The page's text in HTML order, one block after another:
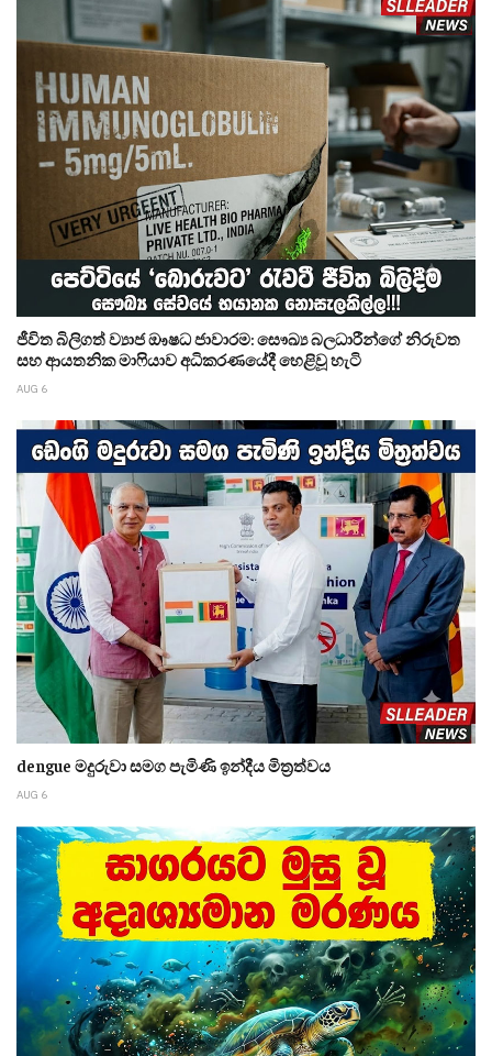
ජීවිත බිලිගත් ව්‍යාජ ඖෂධ ජාවාරම: සෞඛ්‍ය බලධාරීන්ගේ නිරුවත
සහ ආයතනික මාෆියාව අධිකරණයේදී හෙළිවූ හැටි
AUG 6
dengue මදුරුවා සමග පැමිණි ඉන්දීය මිත්‍රත්වය
AUG 6